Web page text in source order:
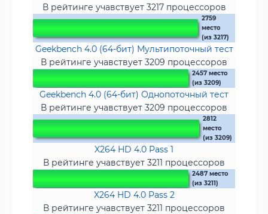
В рейтинге учавствует 3217 процессоров
2759
место
(из 3217)
Geekbench 4.0 (64-бит) Мультипоточный тест
В рейтинге учавствует 3209 процессоров
2457 место
(из 3209)
Geekbench 4.0 (64-бит) Однопоточный тест
В рейтинге учавствует 3209 процессоров
2812
место
(из 3209)
X264 HD 4.0 Pass 1
В рейтинге учавствует 3211 процессоров
2487 место
(из 3211)
X264 HD 4.0 Pass 2
В рейтинге учавствует 3211 процессоров